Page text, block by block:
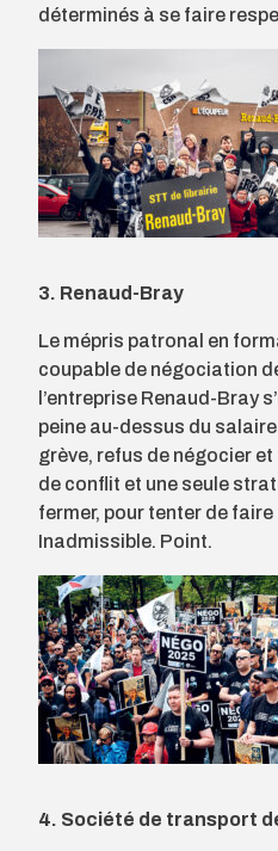
déterminés à se faire
3. Renaud-Bray
Le mépris patronal en
coupable de négociation
l’entreprise Renaud-Bray
peine au-dessus du
grève, refus de négocier et
de conflit et une seule
fermer, pour tenter de
Inadmissible. Point.
4. Société de transport